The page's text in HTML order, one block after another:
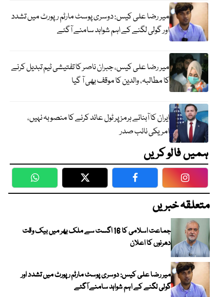
میر رضا علی کیس: دوسری پوسٹ مارٹم رپورٹ میں تشدد
اور گولی لگنے کے اہم شواہد سامنے آگئے
میر رضا علی کیس، جبران ناصر کا تفتیشی ٹیم تبدیل کرنے
کا مطالبہ، والدین کا موقف بھی آ گیا
ایران کا آبنائے ہرمز پر ٹول عائد کرنے کا منصوبہ نہیں،
امریکی نائب صدر
ہمیں فالو کریں
WhatsApp Twitter Facebook
متعلقہ خبریں
جماعت اسلامی کا 16 اگست سے ملک بھر میں بیک وقت
دھرنوں کا اعلان
میر رضا علی کیس: دوسری پوسٹ مارٹم رپورٹ میں تشدد اور
گولی لگنے کے اہم شواہد سامنے آگئے